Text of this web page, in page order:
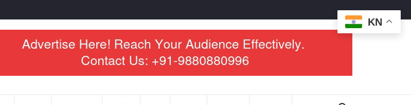
KN